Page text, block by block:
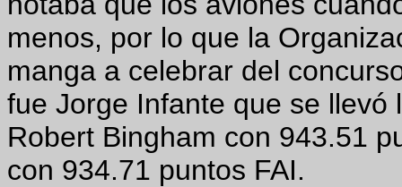
menos, por lo que la
manga a celebrar del
fue Jorge Infante que se llevó
Robert Bingham con 943.51
con 934.71 puntos FAI.